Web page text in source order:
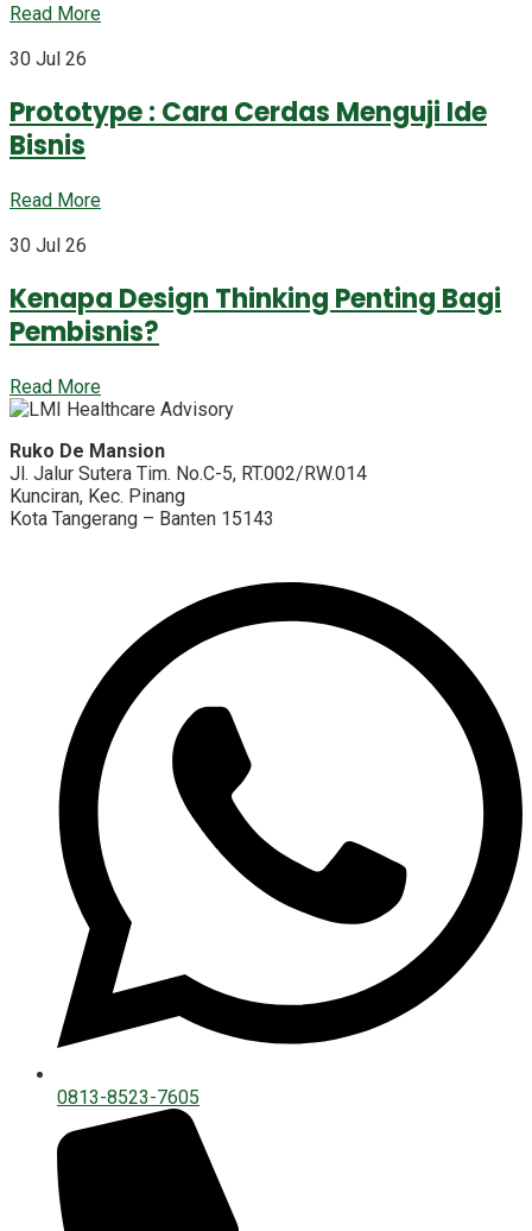
Read More
30 Jul 26
Prototype : Cara Cerdas Menguji Ide
Bisnis
Read More
30 Jul 26
Kenapa Design Thinking Penting Bagi
Pembisnis?
Read More
Ruko De Mansion
Jl. Jalur Sutera Tim. No.C-5, RT.002/RW.014
Kunciran, Kec. Pinang
Kota Tangerang – Banten 15143
0813-8523-7605